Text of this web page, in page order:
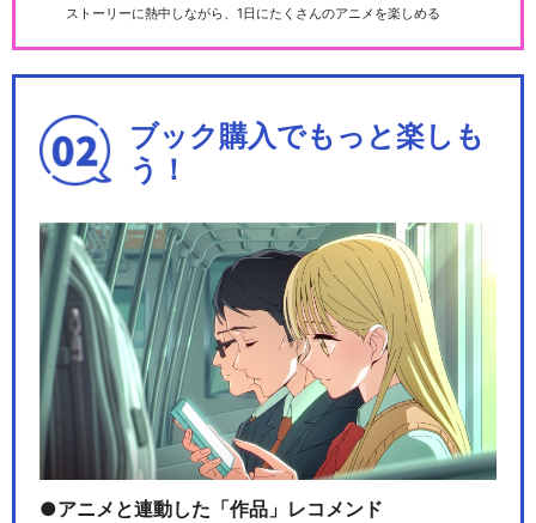
ストーリーに熱中しながら、1日にたくさんのアニメを楽しめる
ブック購入でもっと楽しも
う！
アニメと連動した「作品」レコメンド